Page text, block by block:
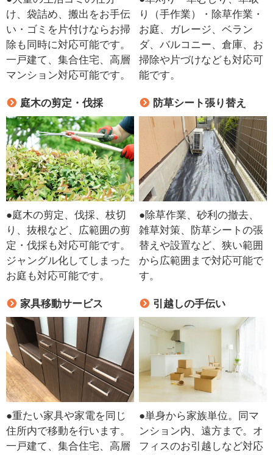
け、袋詰め、搬出をお手伝
い・ゴミを片付けならお掃
除も同時に対応可能です。
一戸建て、集合住宅、高層
マンション対応可能です。
り（手作業）・除草作業・
お庭、ガレージ、ベラン
ダ、バルコニー、倉庫、お
掃除や片づけなども対応可
能です。
庭木の剪定・伐採
●庭木の剪定、伐採、枝切
り、抜根など、広範囲の剪
定・伐採も対応可能です。
ジャングル化してしまった
お庭も対応可能です。
防草シート張り替え
●除草作業、砂利の撤去、
雑草対策、防草シートの張
替えや設置など、狭い範囲
から広範囲まで対応可能で
す。
家具移動サービス
●重たい家具や家電を同じ
住所内で移動を行います。
一戸建て、集合住宅、高層
引越しの手伝い
●単身から家族単位。同マ
ンション内、遠方まで。オ
フィスのお引越しなど対応